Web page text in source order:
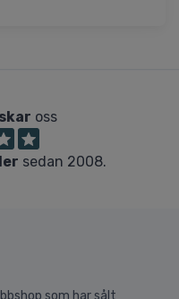
oss
sedan 2008.
som har sålt